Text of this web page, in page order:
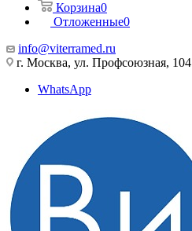
Корзина0
Отложенные0
info@viterramed.ru
г. Москва, ул. Профсоюзная, 104
WhatsApp